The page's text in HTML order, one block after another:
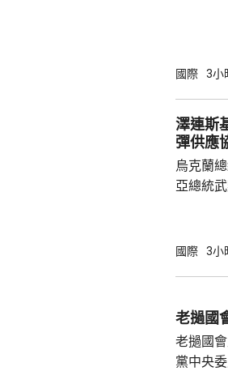
國際 3小
澤連斯基訪塞
彈供應
烏克蘭
亞總統
截導彈
斯基6
會上曾
的愛國
國際 3小
老撾國
老撾國
黨中央